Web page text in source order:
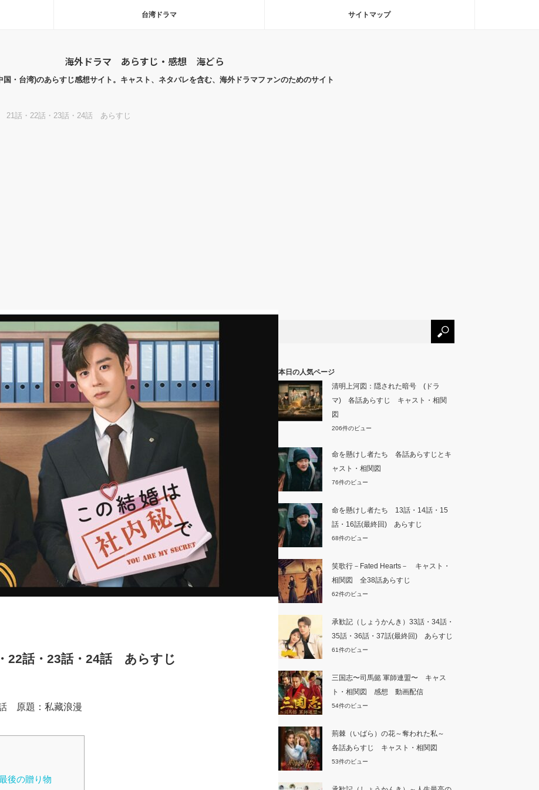
台湾ドラマ サイトマップ
海外ドラマ あらすじ・感想 海どら
国・台湾)のあらすじ感想サイト。キャスト、ネタバレを含む、海外ドラマファンのためのサイト
21話・22話・23話・24話 あらすじ
22話・23話・24話 あらすじ
原題：私藏浪漫
後の贈り物
本日の人気ページ
清明上河図：隠された暗号 (ドラ
マ) 各話あらすじ キャスト・相関
図
206件のビュー
命を懸けし者たち 各話あらすじとキ
ャスト・相関図
76件のビュー
命を懸けし者たち 13話・14話・15
話・16話(最終回) あらすじ
68件のビュー
笑歌行－Fated Hearts－ キャスト・
相関図 全38話あらすじ
62件のビュー
承歓記（しょうかんき）33話・34話・
35話・36話・37話(最終回) あらすじ
61件のビュー
三国志〜司馬懿 軍師連盟〜 キャス
ト・相関図 感想 動画配信
54件のビュー
荊棘（いばら）の花～奪われた私～
各話あらすじ キャスト・相関図
53件のビュー